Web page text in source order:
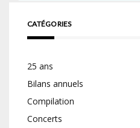
CATÉGORIES
25 ans
Bilans annuels
Compilation
Concerts